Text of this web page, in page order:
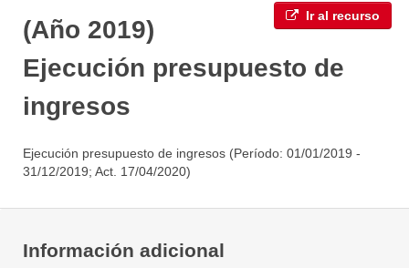
Portal de Transparencia
Ir al recurso
(Año 2019)
Ejecución presupuesto de
ingresos
Ejecución presupuesto de ingresos (Período: 01/01/2019 -
31/12/2019; Act. 17/04/2020)
Información adicional